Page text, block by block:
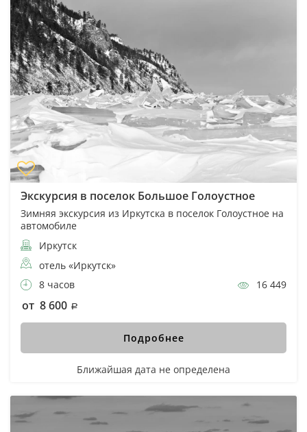
Экскурсия в поселок Большое Голоустное
Зимняя экскурсия из Иркутска в поселок Голоустное на
автомобиле
Иркутск
отель «Иркутск»
8 часов
16 449
от 8 600
Подробнее
Ближайшая дата не определена